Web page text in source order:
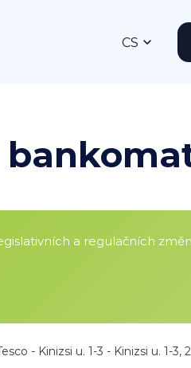
CS
a regulačních
- Kinizsi u. 1-3 - Kinizsi u. 1-3,